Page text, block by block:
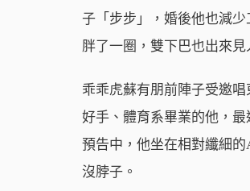
子「步步」，婚後他也減
胖了一圈，雙下巴也出來
乖乖虎蘇有朋前陣子受邀
好手、體育系畢業的他，
預告中，他坐在相對纖細
沒脖子。